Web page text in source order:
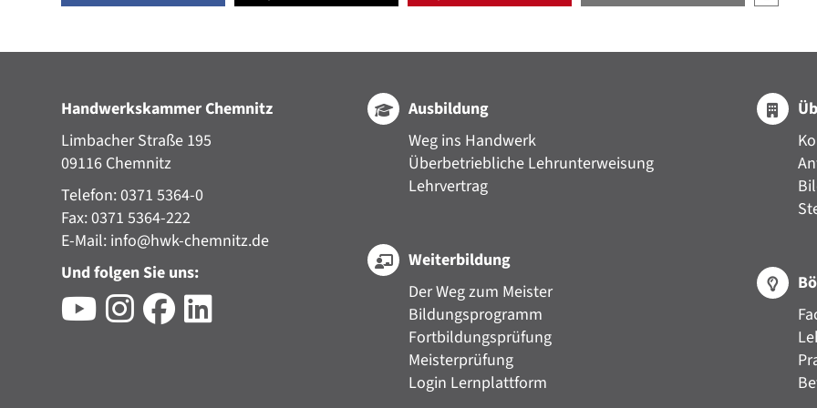
Handwerkskammer Chemnitz
Limbacher Straße 195
09116 Chemnitz
Telefon: 0371 5364-0
Fax: 0371 5364-222
E-Mail: info@hwk-chemnitz.de
Und folgen Sie uns:
Ausbildung
Weg ins Handwerk
Überbetriebliche Lehrunterweisung
Lehrvertrag
Weiterbildung
Der Weg zum Meister
Bildungsprogramm
Fortbildungsprüfung
Meisterprüfung
Login Lernplattform